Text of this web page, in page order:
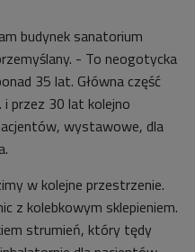
budynek sanatorium
- To neogotycka
35 lat. Główna część
przez 30 lat kolejno
wystawowe, dla
w kolejne przestrzenie.
z kolebkowym sklepieniem.
strumień, który tędy